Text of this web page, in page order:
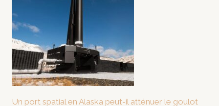
Un port spatial en Alaska peut-il atténuer le goulot